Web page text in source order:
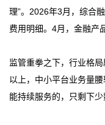
理”。2026年3月，综合
费用明细。4月，金融产
监管重拳之下，行业格
以上，中小平台业务量
能持续服务的，只剩下